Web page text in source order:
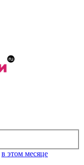
в этом месяце